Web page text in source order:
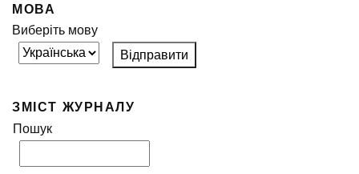
МОВА
Виберіть мову
ЗМІСТ ЖУРНАЛУ
Пошук